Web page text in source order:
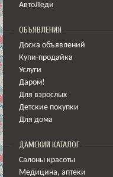
АвтоЛеди
ОБЪЯВЛЕНИЯ
Доска объявлений
Купи-продайка
Услуги
Даром!
Для взрослых
Детские покупки
Для дома
ДАМСКИЙ КАТАЛОГ
Салоны красоты
Медицина, аптеки